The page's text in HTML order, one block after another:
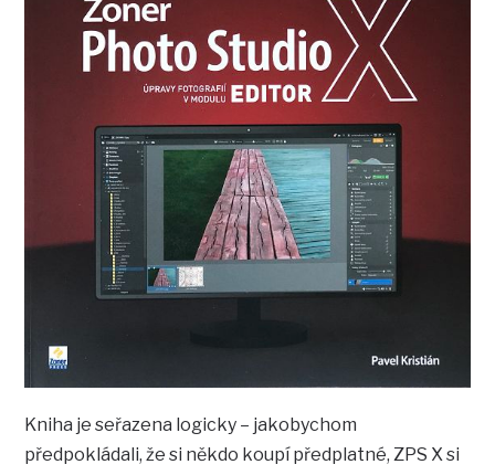
Kniha je seřazena logicky – jakobychom
předpokládali, že si někdo koupí předplatné, ZPS X si